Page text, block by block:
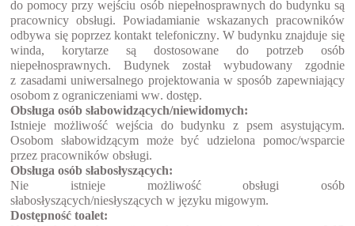
do pomocy przy wejściu osób niepełnosprawnych do budynku są
pracownicy obsługi. Powiadamianie wskazanych pracowników
odbywa się poprzez kontakt telefoniczny. W budynku znajduje się
winda, korytarze są dostosowane do potrzeb osób
niepełnosprawnych. Budynek został wybudowany zgodnie
z zasadami uniwersalnego projektowania w sposób zapewniający
osobom z ograniczeniami ww. dostęp.
Obsługa osób słabowidzących/niewidomych:
Istnieje możliwość wejścia do budynku z psem asystującym.
Osobom słabowidzącym może być udzielona pomoc/wsparcie
przez pracowników obsługi.
Obsługa osób słabosłyszących:
Nie istnieje możliwość obsługi osób
słabosłyszących/niesłyszących w języku migowym.
Dostępność toalet: